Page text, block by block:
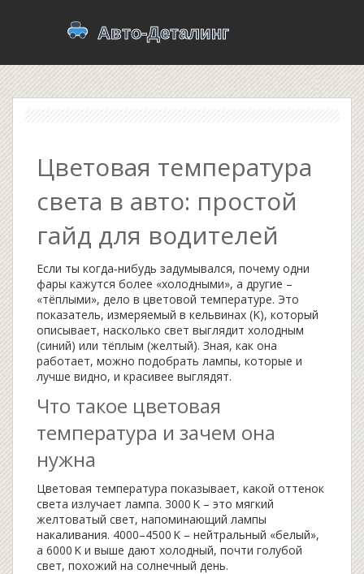
Цветовая температура
света в авто: простой
гайд для водителей
Если ты когда‑нибудь задумывался, почему одни
фары кажутся более «холодными», а другие –
«тёплыми», дело в цветовой температуре. Это
показатель, измеряемый в кельвинах (K), который
описывает, насколько свет выглядит холодным
(синий) или тёплым (желтый). Зная, как она
работает, можно подобрать лампы, которые и
лучше видно, и красивее выглядят.
Что такое цветовая
температура и зачем она
нужна
Цветовая температура показывает, какой оттенок
света излучает лампа. 3000 K – это мягкий
желтоватый свет, напоминающий лампы
накаливания. 4000–4500 K – нейтральный «белый»,
а 6000 K и выше дают холодный, почти голубой
свет, похожий на солнечный день.